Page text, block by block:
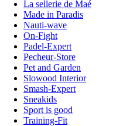
La sellerie de Maé
Made in Paradis
Nauti-wave
On-Fight
Padel-Expert
Pecheur-Store
Pet and Garden
Slowood Interior
Smash-Expert
Sneakids
Sport is good
Training-Fit